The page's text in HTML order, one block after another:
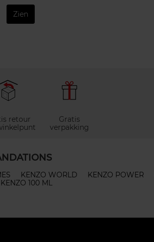
Zien
retour
Gratis
verpakking
KENZO WORLD KENZO POWER
KENZO 100 ML